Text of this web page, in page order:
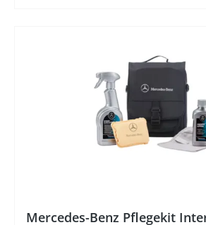
Mercedes-Benz Pflegekit